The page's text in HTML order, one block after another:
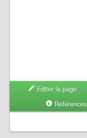
Éditer la page
Références